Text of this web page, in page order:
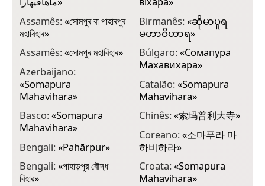
Assamês:«সোমপুৰ বা পাহাৰপুৰ
মহাবিহাৰ»
Assamês:«সোমপুৰ মহাবিহাৰ»
Azerbaijano:
«Somapura
Mahavihara»
Basco:«Somapura
Mahavihara»
Bengali:«Pahārpur»
Bengali:«পাহাড়পুর বৌদ্ধ
বিহার»
Birmanês:«ဆိုမာပူရ
မဟာဝိဟာရ»
Búlgaro:«Сомапура
Махавихара»
Catalão:«Somapura
Mahavihara»
Chinês:«索玛普利大寺»
Coreano:«소마푸라 마
하비하라»
Croata:«Somapura
Mahavihara»